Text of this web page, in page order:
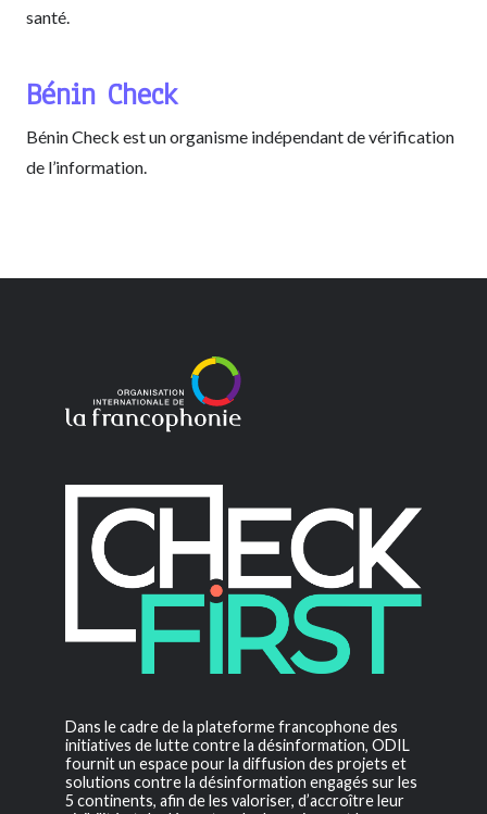
santé.
Bénin Check
Bénin Check est un organisme indépendant de vérification
de l’information.
Dans le cadre de la plateforme francophone des
initiatives de lutte contre la désinformation, ODIL
fournit un espace pour la diffusion des projets et
solutions contre la désinformation engagés sur les
5 continents, afin de les valoriser, d’accroître leur